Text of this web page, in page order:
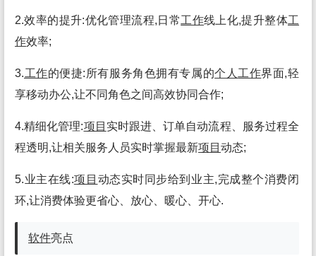
2.效率的提升:优化管理流程,日常工作线上化,提升整体工
作效率;
3.工作的便捷:所有服务角色拥有专属的个人 工作界面,轻
享移动办公,让不同角色之间高效协同合作;
4.精细化管理:项目 实时跟进、订单自动流程、服务过程全
程透明,让相关服务人员实时掌握最新项目 动态;
5.业主在线:项目 动态实时同步给到业主,完成整个消费闭
环,让消费体验更省心、放心、暖心、开心.
软件亮点